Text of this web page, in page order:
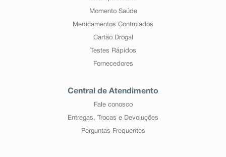
Momento Saúde
Medicamentos Controlados
Cartão Drogal
Testes Rápidos
Fornecedores
Central de Atendimento
Fale conosco
Entregas, Trocas e Devoluções
Perguntas Frequentes